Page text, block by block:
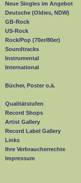
Neue Singles im Angebot
Deutsche (Oldies, NDW)
GB-Rock
US-Rock
Rock/Pop (70er/80er)
Soundtracks
Instrumental
International
Bücher, Poster o.ä.
Qualitätstufen
Record Shops
Artist Gallery
Record Label Gallery
Links
Ihre Verbraucherrechte
Impressum